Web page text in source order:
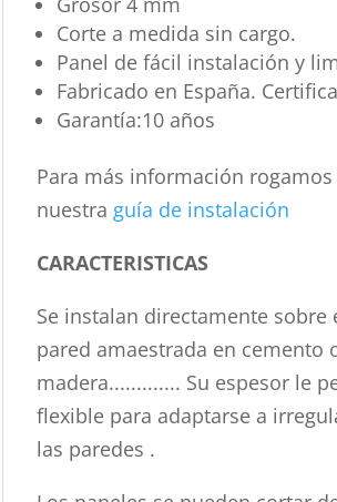
Corte a medida sin cargo.
Panel de fácil instalación y
Fabricado en España.
Garantía:10 años
Para más información rogamos
nuestra guía de instalación
CARACTERISTICAS
Se instalan directamente sobre
pared amaestrada en cemento
madera............. Su espesor le
flexible para adaptarse a
las paredes .